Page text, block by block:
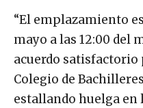
“El emplazamiento
mayo a las 12:00 del
acuerdo satisfactorio
Colegio de
estallando huelga en